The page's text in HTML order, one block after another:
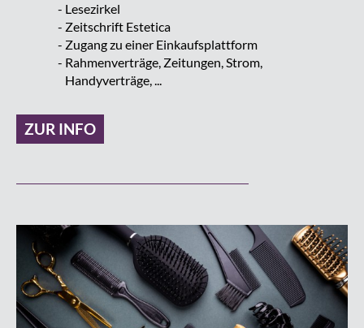
Lesezirkel
Zeitschrift Estetica
Zugang zu einer Einkaufsplattform
Rahmenverträge, Zeitungen, Strom,
Handyverträge, ...
ZUR INFO